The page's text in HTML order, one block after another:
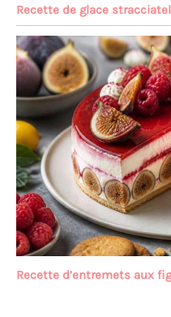
Recette de glace
Recette d’entremets aux